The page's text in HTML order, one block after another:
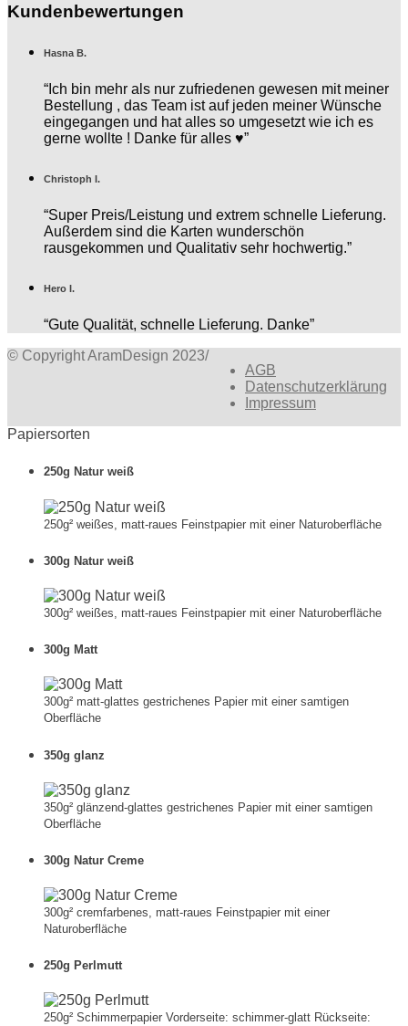
Kundenbewertungen
Hasna B.
“Ich bin mehr als nur zufriedenen gewesen mit meiner
Bestellung , das Team ist auf jeden meiner Wünsche
eingegangen und hat alles so umgesetzt wie ich es
gerne wollte ! Danke für alles ♥️”
Christoph I.
“Super Preis/Leistung und extrem schnelle Lieferung.
Außerdem sind die Karten wunderschön
rausgekommen und Qualitativ sehr hochwertig.”
Hero I.
“Gute Qualität, schnelle Lieferung. Danke”
© Copyright AramDesign 2023/
AGB
Datenschutzerklärung
Impressum
Papiersorten
250g Natur weiß
250g² weißes, matt-raues Feinstpapier mit einer Naturoberfläche
300g Natur weiß
300g² weißes, matt-raues Feinstpapier mit einer Naturoberfläche
300g Matt
300g² matt-glattes gestrichenes Papier mit einer samtigen
Oberfläche
350g glanz
350g² glänzend-glattes gestrichenes Papier mit einer samtigen
Oberfläche
300g Natur Creme
300g² cremfarbenes, matt-raues Feinstpapier mit einer
Naturoberfläche
250g Perlmutt
250g² Schimmerpapier Vorderseite: schimmer-glatt Rückseite: